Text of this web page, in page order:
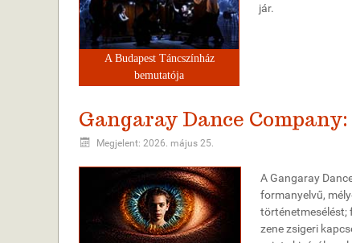
A Budapest Táncszínház
bemutatója
jár.
Gangaray Dance
Megjelent: 2026. május 25.
A Gangaray
formanyelvű,
történetmesélést;
zene zsigeri